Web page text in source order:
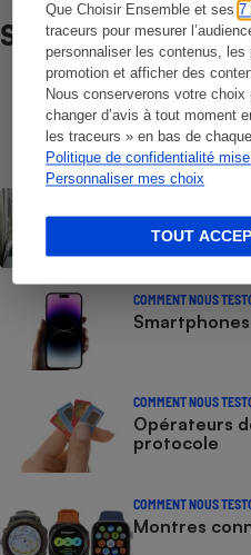
Que Choisir Ensemble et ses7
traceurs pour mesurer
personnaliser les contenus, les
promotion et afficher des
Nous conserverons votre
changer d’avis à tout moment
les traceurs » en bas de
Politique de confidentialité
Personnaliser mes choix
TOUT
Sur le même sujet
COMPARATEUR
- Choisissez
sans
Numéros de
liste des
COMMENT NOUS
COMMENT NOUS
Opérateurs
protocole
COMMENT NOUS
Montres